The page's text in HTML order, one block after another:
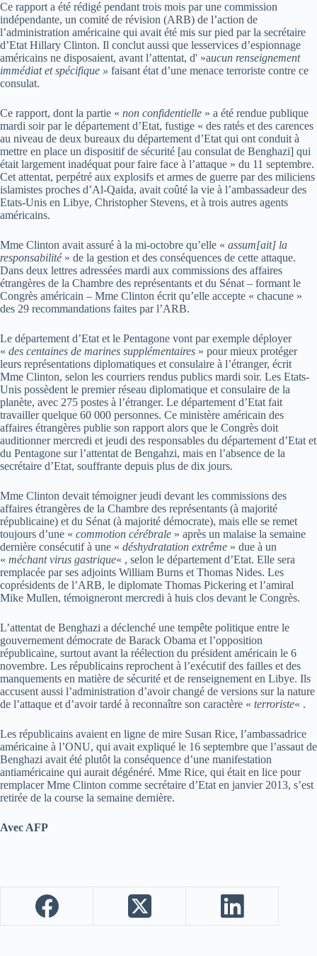
Ce rapport a été rédigé pendant trois mois par une commission
indépendante, un comité de révision (ARB) de l’action de
l’administration américaine qui avait été mis sur pied par la secrétaire
d’Etat Hillary Clinton. Il conclut aussi que lesservices d’espionnage
américains ne disposaient, avant l’attentat, d' »aucun renseignement
immédiat et spécifique » faisant état d’une menace terroriste contre ce
consulat.
Ce rapport, dont la partie « non confidentielle » a été rendue publique
mardi soir par le département d’Etat, fustige « des ratés et des carences
au niveau de deux bureaux du département d’Etat qui ont conduit à
mettre en place un dispositif de sécurité [au consulat de Benghazi] qui
était largement inadéquat pour faire face à l’attaque » du 11 septembre.
Cet attentat, perpétré aux explosifs et armes de guerre par des miliciens
islamistes proches d’Al-Qaida, avait coûté la vie à l’ambassadeur des
Etats-Unis en Libye, Christopher Stevens, et à trois autres agents
américains.
Mme Clinton avait assuré à la mi-octobre qu’elle « assum[ait] la
responsabilité» de la gestion et des conséquences de cette attaque.
Dans deux lettres adressées mardi aux commissions des affaires
étrangères de la Chambre des représentants et du Sénat – formant le
Congrès américain – Mme Clinton écrit qu’elle accepte « chacune »
des 29 recommandations faites par l’ARB.
Le département d’Etat et le Pentagone vont par exemple déployer
« des centaines de marines supplémentaires » pour mieux protéger
leurs représentations diplomatiques et consulaire à l’étranger, écrit
Mme Clinton, selon les courriers rendus publics mardi soir. Les Etats-
Unis possèdent le premier réseau diplomatique et consulaire de la
planète, avec 275 postes à l’étranger. Le département d’Etat fait
travailler quelque 60 000 personnes. Ce ministère américain des
affaires étrangères publie son rapport alors que le Congrès doit
auditionner mercredi et jeudi des responsables du département d’Etat et
du Pentagone sur l’attentat de Bengahzi, mais en l’absence de la
secrétaire d’Etat, souffrante depuis plus de dix jours.
Mme Clinton devait témoigner jeudi devant les commissions des
affaires étrangères de la Chambre des représentants (à majorité
républicaine) et du Sénat (à majorité démocrate), mais elle se remet
toujours d’une « commotion cérébrale » après un malaise la semaine
dernière consécutif à une « déshydratation extrême » due à un
« méchant virus gastrique« , selon le département d’Etat. Elle sera
remplacée par ses adjoints William Burns et Thomas Nides. Les
coprésidents de l’ARB, le diplomate Thomas Pickering et l’amiral
Mike Mullen, témoigneront mercredi à huis clos devant le Congrès.
L’attentat de Benghazi a déclenché une tempête politique entre le
gouvernement démocrate de Barack Obama et l’opposition
républicaine, surtout avant la réélection du président américain le 6
novembre. Les républicains reprochent à l’exécutif des failles et des
manquements en matière de sécurité et de renseignement en Libye. Ils
accusent aussi l’administration d’avoir changé de versions sur la nature
de l’attaque et d’avoir tardé à reconnaître son caractère « terroriste« .
Les républicains avaient en ligne de mire Susan Rice, l’ambassadrice
américaine à l’ONU, qui avait expliqué le 16 septembre que l’assaut de
Benghazi avait été plutôt la conséquence d’une manifestation
antiaméricaine qui aurait dégénéré. Mme Rice, qui était en lice pour
remplacer Mme Clinton comme secrétaire d’Etat en janvier 2013, s’est
retirée de la course la semaine dernière.
Avec AFP